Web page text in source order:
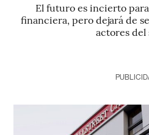
El futuro es incierto
financiera, pero dejará de
actores